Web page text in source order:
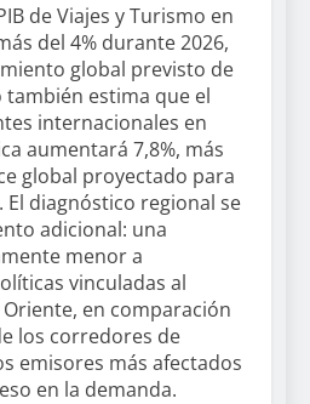
de Viajes y Turismo en
del 4% durante 2026,
global previsto de
también estima que el
internacionales en
aumentará 7,8%, más
global proyectado para
El diagnóstico regional se
adicional: una
menor a
vinculadas al
en comparación
los corredores de
emisores más afectados
en la demanda.